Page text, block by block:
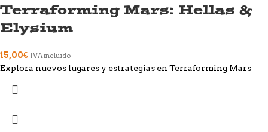
Terraforming Mars: Hellas &
Elysium
15,00€ IVA incluido
Explora nuevos lugares y estrategias en Terraforming Mars